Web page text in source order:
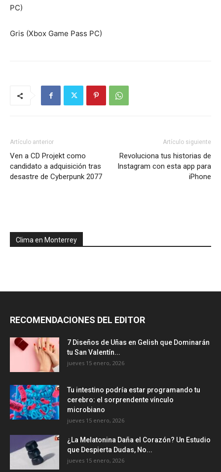
PC)
Gris (Xbox Game Pass PC)
Artículo anterior
Ven a CD Projekt como
candidato a adquisición tras
desastre de Cyberpunk 2077
Artículo siguiente
Revoluciona tus historias de
Instagram con esta app para
iPhone
Clima en Monterrey
RECOMENDACIONES DEL EDITOR
7 Diseños de Uñas en Gelish que Dominarán
tu San Valentín...
jueves 15 enero, 2026
Tu intestino podría estar programando tu
cerebro: el sorprendente vínculo
microbiano
jueves 15 enero, 2026
¿La Melatonina Daña el Corazón? Un Estudio
que Despierta Dudas, No...
jueves 15 enero, 2026